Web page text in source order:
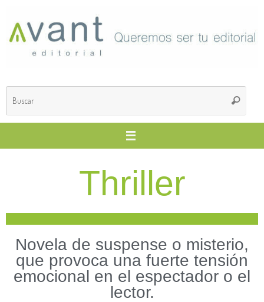
Thriller
Novela de suspense o misterio,
que provoca una fuerte tensión
emocional en el espectador o el
lector.